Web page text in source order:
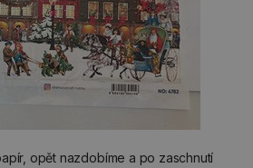
opět nazdobíme a po zaschnutí